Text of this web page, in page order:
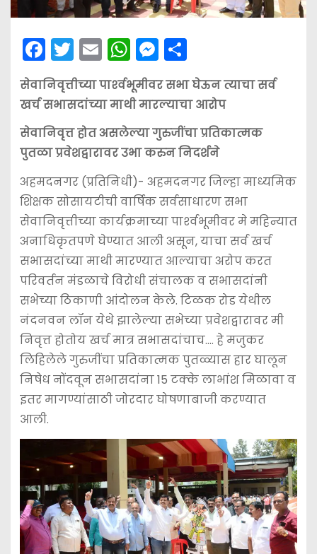
F
a
c
e
b
o
o
k
T
w
itt
er
E
m
ai
l
W
h
a
ts
A
p
p
M
e
s
s
e
n
g
er
S
h
ar
e
सेवानिवृत्तीच्या पार्श्‍वभूमीवर सभा घेऊन त्याचा सर्व
खर्च सभासदांच्या माथी मारल्याचा आरोप
सेवानिवृत्त होत असलेल्या गुरुजींचा प्रतिकात्मक
पुतळा प्रवेशद्वारावर उभा करुन निदर्शने
अहमदनगर (प्रतिनिधी)- अहमदनगर जिल्हा माध्यमिक
शिक्षक सोसायटीची वार्षिक सर्वसाधारण सभा
सेवानिवृत्तीच्या कार्यक्रमाच्या पार्श्‍वभूमीवर मे महिन्यात
अनाधिकृतपणे घेण्यात आली असून, याचा सर्व खर्च
सभासदांच्या माथी मारण्यात आल्याचा अरोप करत
परिवर्तन मंडळाचे विरोधी संचालक व सभासदांनी
सभेच्या ठिकाणी आंदोलन केले. टिळक रोड येथील
नंदनवन लॉन येथे झालेल्या सभेच्या प्रवेशद्वारावर मी
निवृत्त होतोय खर्च मात्र सभासदांचाच…. हे मजुकर
लिहिलेले गुरुजींचा प्रतिकात्मक पुतळ्यास हार घालून
निषेध नोंदवून सभासदांना 15 टक्के लाभांश मिळावा व
इतर मागण्यांसाठी जोरदार घोषणाबाजी करण्यात
आली.